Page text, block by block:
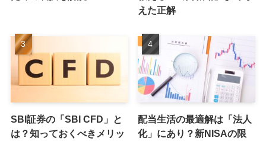
えた正解
SBI証券の「SBI CFD」と
は？知っておくべきメリッ
配当生活の最適解は「法人
化」にあり？新NISAの限